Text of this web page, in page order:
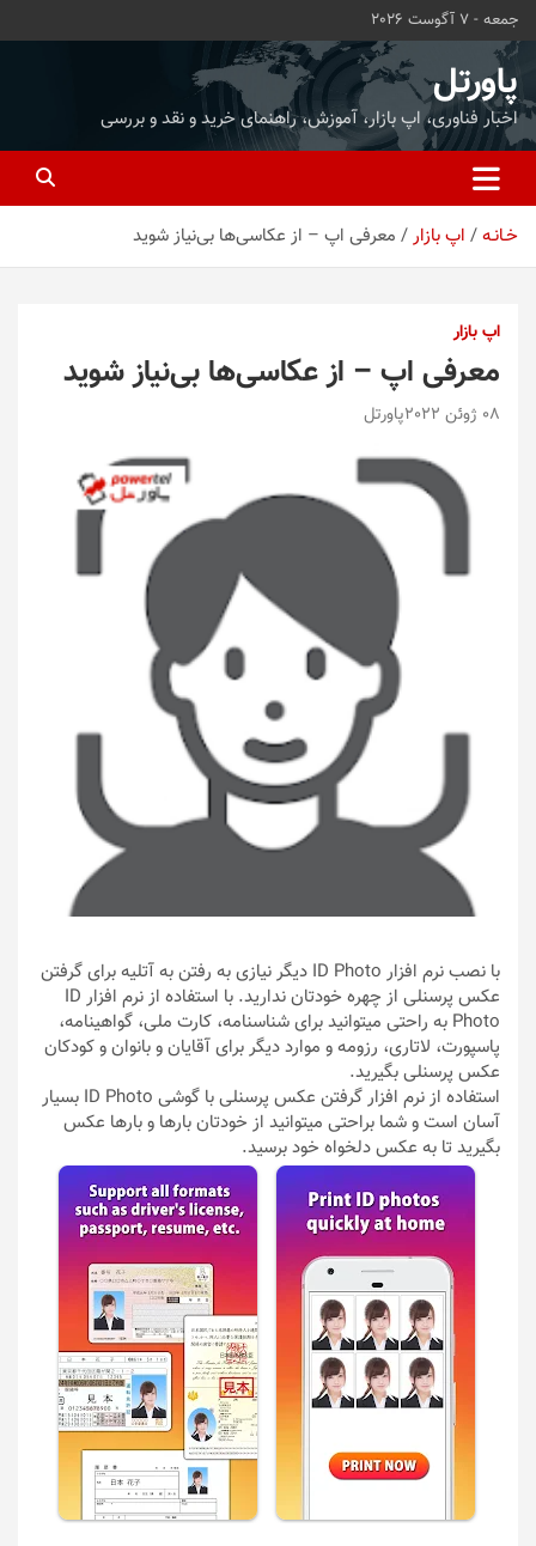
محتوا
بروید
جمعه - 7 آگوست 2026
پاورتل
اخبار فناوری، اپ بازار، آموزش، راهنمای خرید و نقد و بررسی
خـانـه اپ بازار معرفی اپ – از عکاسی‌ها بی‌نیاز شوید
اپ بازار
معرفی اپ – از عکاسی‌ها بی‌نیاز شوید
08 ژوئن 2022 پاورتل
با نصب نرم افزار ID Photo دیگر نیازی به رفتن به آتلیه برای گرفتن
عکس پرسنلی از چهره خودتان ندارید. با استفاده از نرم افزار ID
Photo به راحتی میتوانید برای شناسنامه، کارت ملی، گواهینامه،
پاسپورت، لاتاری، رزومه و موارد دیگر برای آقایان و بانوان و کودکان
عکس پرسنلی بگیرید.
استفاده از نرم افزار گرفتن عکس پرسنلی با گوشی ID Photo بسیار
آسان است و شما براحتی میتوانید از خودتان بارها و بارها عکس
بگیرید تا به عکس دلخواه خود برسید.